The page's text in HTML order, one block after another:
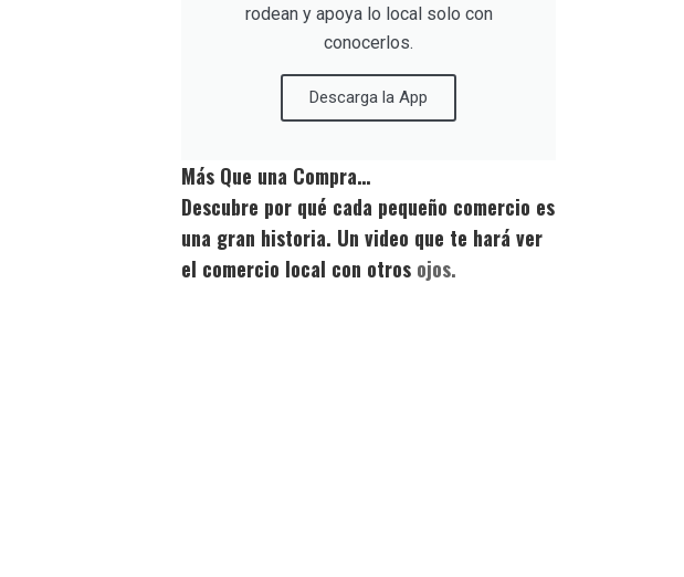
rodean y apoya lo local solo con
conocerlos.
Descarga la App
Más Que una Compra…
Descubre por qué cada pequeño comercio es
una gran historia. Un video que te hará ver
el comercio local con otros ojos.